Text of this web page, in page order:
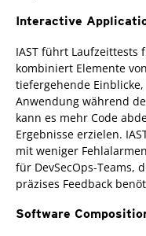
Interactive
IAST führt
kombiniert Elemente
tiefergehende
Anwendung während
kann es mehr Code
Ergebnisse erzielen.
mit weniger
für DevSecOps-Teams,
präzises Feedback
Software